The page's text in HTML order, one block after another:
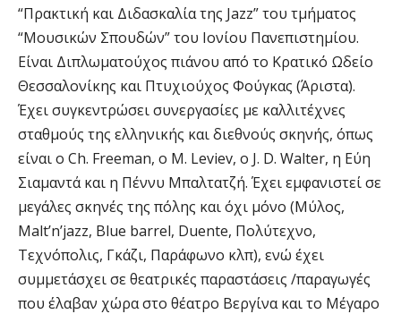
“Πρακτική και Διδασκαλία της Jazz” του τμήματος
“Μουσικών Σπουδών” του Ιονίου Πανεπιστημίου.
Είναι Διπλωματούχος πιάνου από το Κρατικό Ωδείο
Θεσσαλονίκης και Πτυχιούχος Φούγκας (Άριστα).
Έχει συγκεντρώσει συνεργασίες με καλλιτέχνες
σταθμούς της ελληνικής και διεθνούς σκηνής, όπως
είναι ο Ch. Freeman, o M. Leviev, ο J. D. Walter, η Εύη
Σιαμαντά και η Πέννυ Μπαλτατζή. Έχει εμφανιστεί σε
μεγάλες σκηνές της πόλης και όχι μόνο (Μύλος,
Malt’n’jazz, Blue barrel, Duente, Πολύτεχνο,
Τεχνόπολις, Γκάζι, Παράφωνο κλπ), ενώ έχει
συμμετάσχει σε θεατρικές παραστάσεις /παραγωγές
που έλαβαν χώρα στο θέατρο Βεργίνα και το Μέγαρο